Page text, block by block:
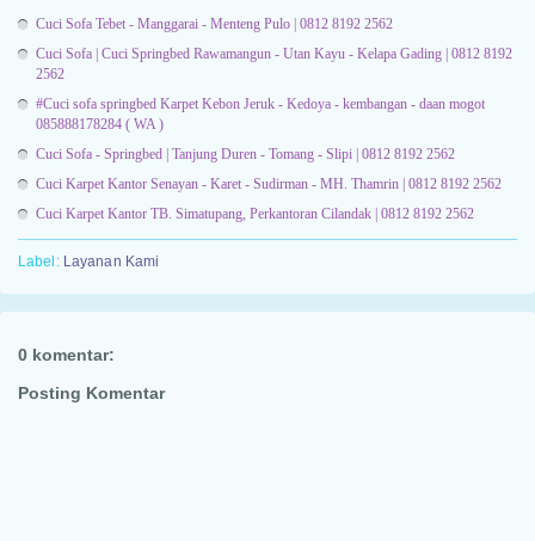
Cuci Sofa Tebet - Manggarai - Menteng Pulo | 0812 8192 2562
Cuci Sofa | Cuci Springbed Rawamangun - Utan Kayu - Kelapa Gading | 0812 8192
2562
#Cuci sofa springbed Karpet Kebon Jeruk - Kedoya - kembangan - daan mogot
085888178284 ( WA )
Cuci Sofa - Springbed | Tanjung Duren - Tomang - Slipi | 0812 8192 2562
Cuci Karpet Kantor Senayan - Karet - Sudirman - MH. Thamrin | 0812 8192 2562
Cuci Karpet Kantor TB. Simatupang, Perkantoran Cilandak | 0812 8192 2562
Label: Layanan Kami
0 komentar:
Posting Komentar